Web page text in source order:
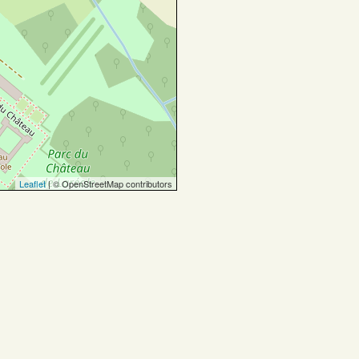
Leaflet| © OpenStreetMap contributors